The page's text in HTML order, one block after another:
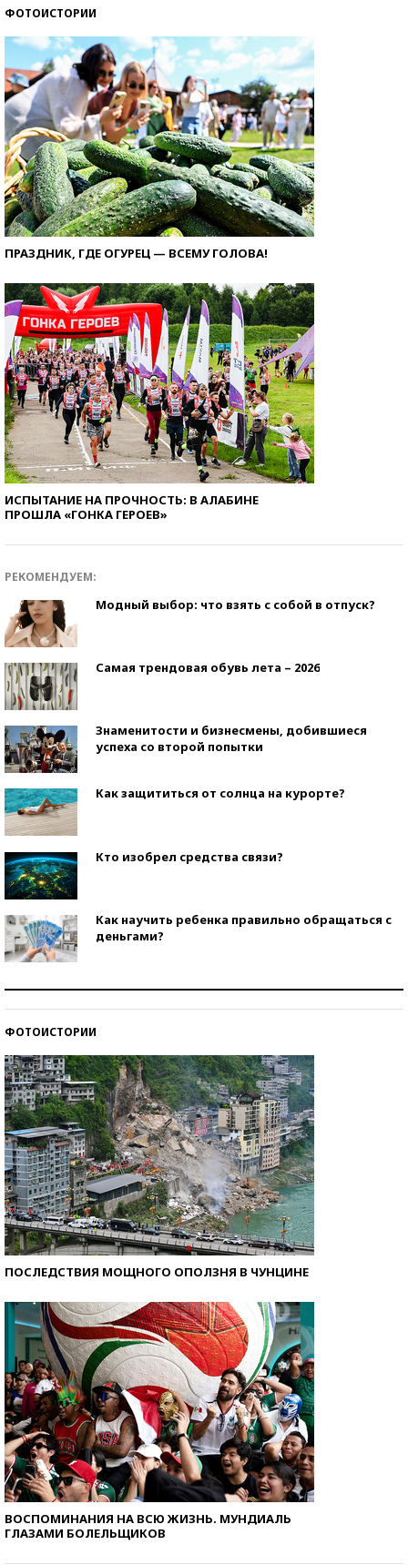
ФОТОИСТОРИИ
ПРАЗДНИК, ГДЕ ОГУРЕЦ — ВСЕМУ ГОЛОВА!
ИСПЫТАНИЕ НА ПРОЧНОСТЬ: В АЛАБИНЕ
ПРОШЛА «ГОНКА ГЕРОЕВ»
РЕКОМЕНДУЕМ:
Модный выбор: что взять с собой в отпуск?
Самая трендовая обувь лета – 2026
Знаменитости и бизнесмены, добившиеся
успеха со второй попытки
Как защититься от солнца на курорте?
Кто изобрел средства связи?
Как научить ребенка правильно обращаться с
деньгами?
ФОТОИСТОРИИ
ПОСЛЕДСТВИЯ МОЩНОГО ОПОЛЗНЯ В ЧУНЦИНЕ
ВОСПОМИНАНИЯ НА ВСЮ ЖИЗНЬ. МУНДИАЛЬ
ГЛАЗАМИ БОЛЕЛЬЩИКОВ